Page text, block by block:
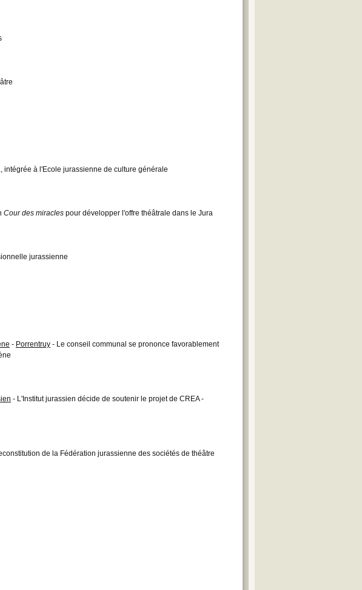
intégrée à l'Ecole jurassienne de culture générale
Cour des miracles pour développer l'offre théâtrale dans le Jura
jurassienne
- Porrentruy - Le conseil communal se prononce favorablement
- L'Institut jurassien décide de soutenir le projet de CREA -
de la Fédération jurassienne des sociétés de théâtre